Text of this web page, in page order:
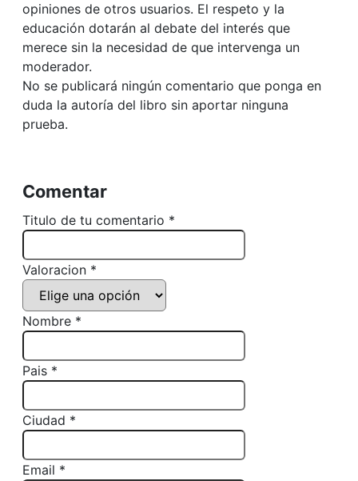
opiniones de otros usuarios. El respeto y la
educación dotarán al debate del interés que
merece sin la necesidad de que intervenga un
moderador.
No se publicará ningún comentario que ponga en
duda la autoría del libro sin aportar ninguna
prueba.
Comentar
Titulo de tu comentario *
Valoracion *
Nombre *
Pais *
Ciudad *
Email *